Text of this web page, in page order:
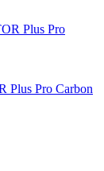
Pro Carbon